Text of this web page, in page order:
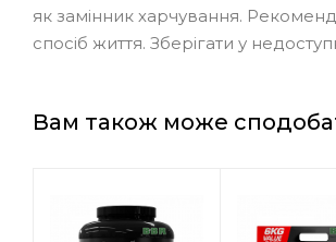
як замінник харчування.
спосіб життя. Зберігати у
Вам також може